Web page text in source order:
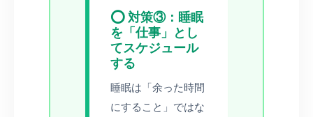
⭕ 対策③：睡眠
を「仕事」とし
てスケジュール
する
睡眠は「余った時間
にすること」ではな